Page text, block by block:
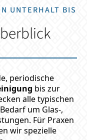
UNTERHALT BIS
periodische
bis zur
alle typischen
um Glas-,
Für Praxen
wir spezielle